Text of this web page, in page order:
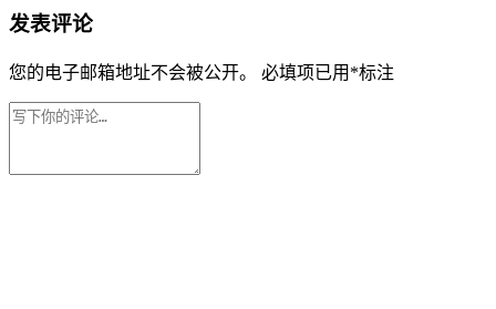
发表评论
您的电子邮箱地址不会被公开。 必填项已用 *标注